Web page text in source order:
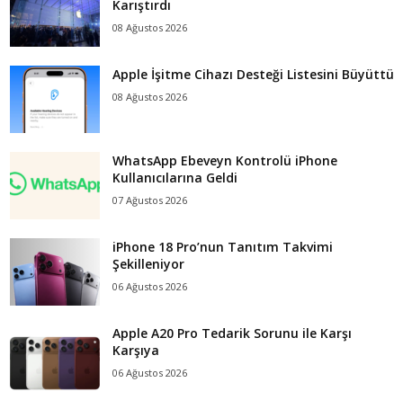
Karıştırdı
08 Ağustos 2026
Apple İşitme Cihazı Desteği Listesini Büyüttü
08 Ağustos 2026
WhatsApp Ebeveyn Kontrolü iPhone
Kullanıcılarına Geldi
07 Ağustos 2026
iPhone 18 Pro’nun Tanıtım Takvimi
Şekilleniyor
06 Ağustos 2026
Apple A20 Pro Tedarik Sorunu ile Karşı
Karşıya
06 Ağustos 2026